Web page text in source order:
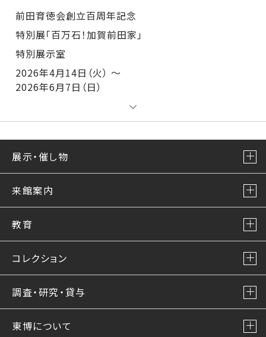
前田育徳会創立百周年記念
特別展「百万石！加賀前田家」 特別展示室
2026年4月14日（火） ～
2026年6月7日（日）
展示・催し物
来館案内
教育
コレクション
調査・研究・貸与
東博について